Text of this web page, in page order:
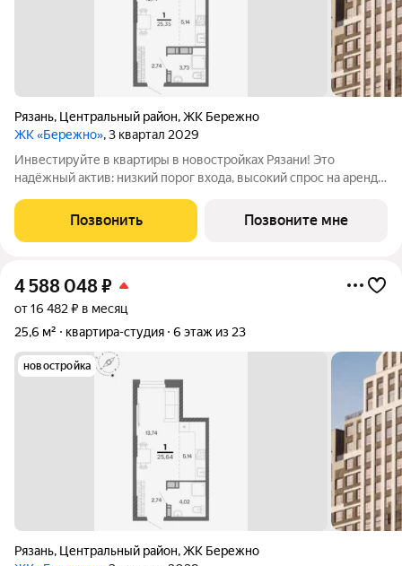
Рязань, Центральный район,ЖК Бережно
ЖК «Бережно», 3 квартал 2029
Инвестируйте в квартиры в новостройках Рязани! Это
надёжный актив: низкий порог входа, высокий спрос на аренду
Жилой квартал «Бережно» это проект класса Бизнес,
созданный с уважением к городу и
Позвонить Позвоните мне
4 588 048₽
от 16 482 ₽ в месяц
25,6 м²
квартира-студия 6 этаж из 23
новостройка
Рязань, Центральный район,ЖК Бережно